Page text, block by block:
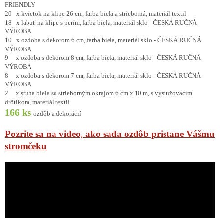
FRIENDLY
20 x kvietok na klipe 26 cm, farba biela a strieborná, materiál textil
18 x labuť na klipe s perím, farba biela, materiál sklo - ČESKÁ RUČNÁ
VÝROBA
10 x ozdoba s dekorom 6 cm, farba biela, materiál sklo - ČESKÁ RUČNÁ
VÝROBA
9 x ozdoba s dekorom 8 cm, farba biela, materiál sklo - ČESKÁ RUČNÁ
VÝROBA
8 x ozdoba s dekorom 7 cm, farba biela, materiál sklo - ČESKÁ RUČNÁ
VÝROBA
2 x stuha biela so strieborným okrajom 6 cm x 10 m, s vystužovacím
drôtikom, materiál textil
166 ks ozdôb a dekorácií
Pozrite sa na video, ako sada ozdôb pristane Vášmu
stromčeku